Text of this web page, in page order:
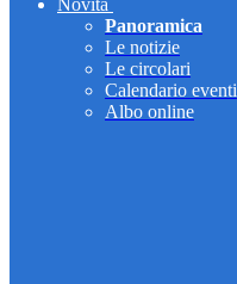
Novità
Panoramica
Le notizie
Le circolari
Calendario eventi
Albo online